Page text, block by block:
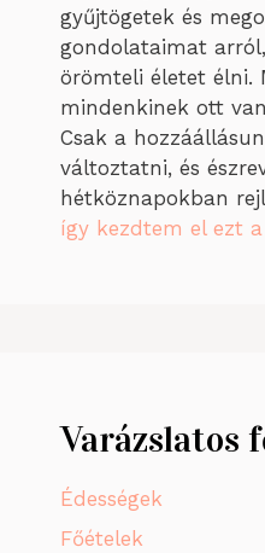
gyűjtögetek és
gondolataimat
örömteli életet élni.
mindenkinek ott
Csak a
változtatni, és
hétköznapokban
így kezdtem el ezt
Varázslatos
Édességek
Főételek